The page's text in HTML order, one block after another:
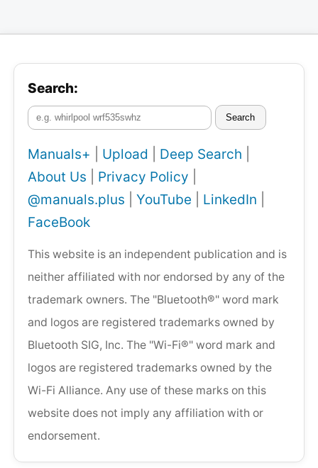
Search:
Search
Manuals+ Upload Deep Search
About Us
Privacy Policy
@manuals.plus
YouTube LinkedIn
FaceBook
This website is an independent publication and is
neither affiliated with nor endorsed by any of the
trademark owners. The "Bluetooth®" word mark
and logos are registered trademarks owned by
Bluetooth SIG, Inc. The "Wi-Fi®" word mark and
logos are registered trademarks owned by the
Wi-Fi Alliance. Any use of these marks on this
website does not imply any affiliation with or
endorsement.